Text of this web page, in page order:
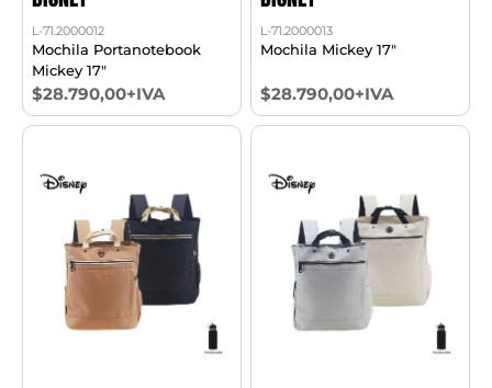
L-71.2000012
Mochila Portanotebook
Mickey 17"
$28.790,00+IVA
L-71.2000013
Mochila Mickey 17"
$28.790,00+IVA